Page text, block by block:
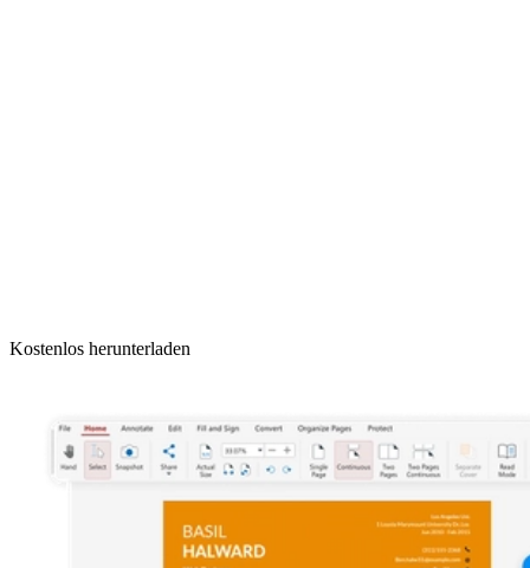
Kostenlos herunterladen